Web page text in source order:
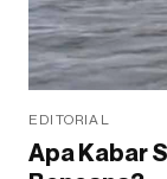
EDITORIAL
Apa Kabar